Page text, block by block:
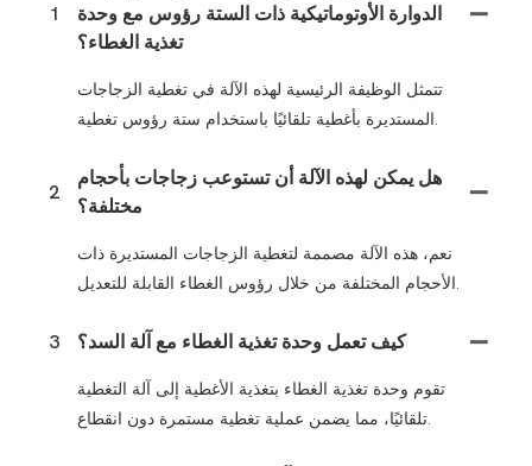
1
الدوارة الأوتوماتيكية ذات الستة رؤوس مع وحدة
تغذية الغطاء؟
تتمثل الوظيفة الرئيسية لهذه الآلة في تغطية الزجاجات
المستديرة بأغطية تلقائيًا باستخدام ستة رؤوس تغطية.
2
هل يمكن لهذه الآلة أن تستوعب زجاجات بأحجام
مختلفة؟
نعم، هذه الآلة مصممة لتغطية الزجاجات المستديرة ذات
الأحجام المختلفة من خلال رؤوس الغطاء القابلة للتعديل.
3 كيف تعمل وحدة تغذية الغطاء مع آلة السد؟
تقوم وحدة تغذية الغطاء بتغذية الأغطية إلى آلة التغطية
تلقائيًا، مما يضمن عملية تغطية مستمرة دون انقطاع.